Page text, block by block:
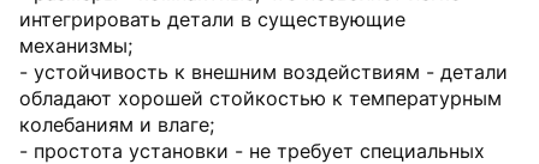
интегрировать детали в существующие
механизмы;
- устойчивость к внешним воздействиям - детали
обладают хорошей стойкостью к температурным
колебаниям и влаге;
- простота установки - не требует специальных